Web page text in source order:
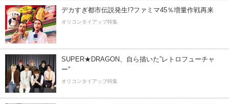
デカすぎ都市伝説発生!?ファミマ45％増量作戦再来
オリコンタイアップ特集
SUPER★DRAGON、自ら描いた”レトロフューチャ
ー”
オリコンタイアップ特集